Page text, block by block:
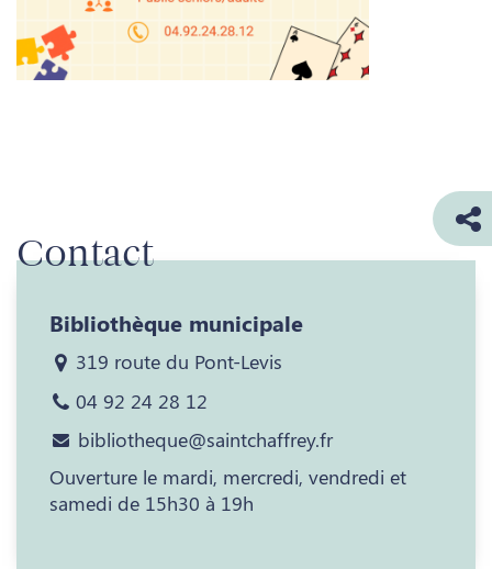
Contact
Bibliothèque municipale
319 route du Pont-Levis
04 92 24 28 12
bibliotheque@saintchaffrey.fr
Ouverture le mardi, mercredi, vendredi et
samedi de 15h30 à 19h